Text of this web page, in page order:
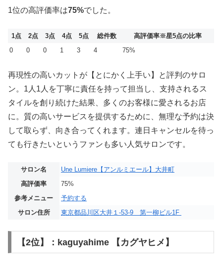
1位の高評価率は75%でした。
1点 2点 3点 4点 5点 総件数 高評価率※星5点の比率
0
0 0 1 3 4 75%
再現性の高いカットが【とにかく上手い】と評判のサロ
ン。1人1人を丁寧に責任を持って担当し、支持されるス
タイルを創り続けた結果、多くのお客様に愛されるお店
に。質の高いサービスを提供するために、無理な予約は決
して取らず、向き合ってくれます。連日キャンセルを待っ
ても行きたいというファンも多い人気サロンです。
サロン名
Une Lumiere【アンルミエール】大井町
高評価率
75%
参考メニュー
予約する
サロン住所
東京都品川区大井１-53-9 第一柳ビル1F
【2位】：kaguyahime 【カグヤヒメ】